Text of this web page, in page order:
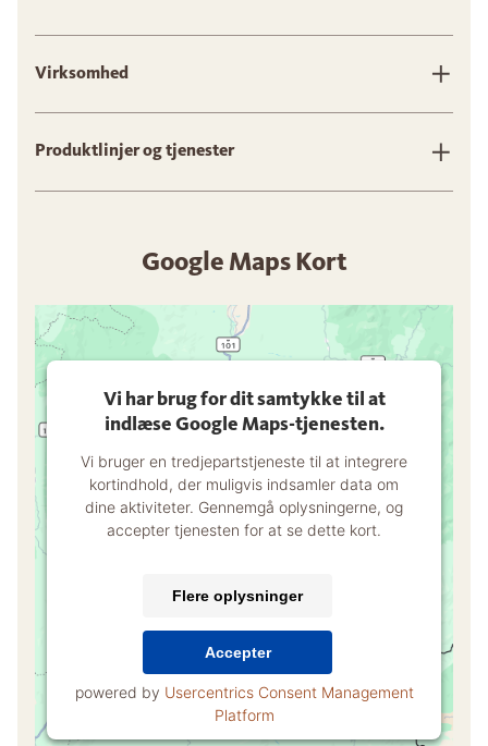
Virksomhed
Produktlinjer og tjenester
Google Maps Kort
Vi har brug for dit samtykke til at
indlæse Google Maps-tjenesten.
Vi bruger en tredjepartstjeneste til at integrere
kortindhold, der muligvis indsamler data om
dine aktiviteter. Gennemgå oplysningerne, og
accepter tjenesten for at se dette kort.
Flere oplysninger
Accepter
powered by Usercentrics Consent Management
Platform